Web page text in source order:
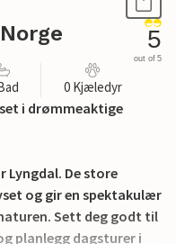
5
out of 5
0 Kjæledyr
i drømmeaktige
De store
og gir en spektakulær
Sett deg godt til
planlegg dagsturer i